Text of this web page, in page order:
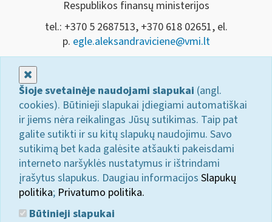
Respublikos finansų ministerijos
tel.: +370 5 2687513, +370 618 02651, el.
p. egle.aleksandraviciene@vmi.lt
Šioje svetainėje naudojami slapukai (angl.
cookies). Būtinieji slapukai įdiegiami automatiškai
ir jiems nėra reikalingas Jūsų sutikimas. Taip pat
galite sutikti ir su kitų slapukų naudojimu. Savo
sutikimą bet kada galėsite atšaukti pakeisdami
interneto naršyklės nustatymus ir ištrindami
įrašytus slapukus. Daugiau informacijos Slapukų
politika; Privatumo politika.
Būtinieji slapukai